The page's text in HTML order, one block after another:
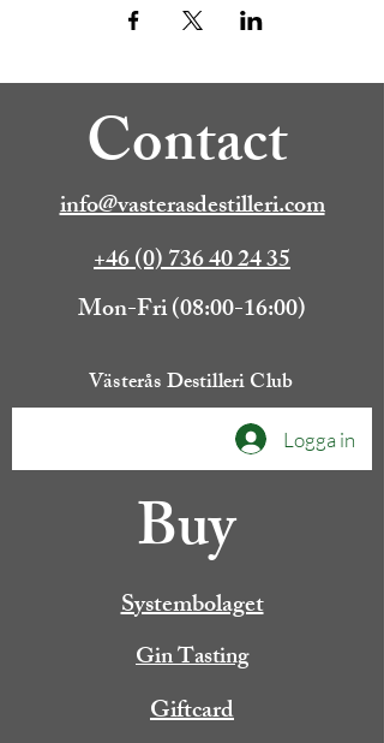
Contact
info@vasterasdestilleri.com
+46 (0) 736 40 24 35
Mon-Fri (08:00-16:00)
Västerås Destilleri Club
Logga in
Buy
Systembolaget
Gin Tasting
Giftcard